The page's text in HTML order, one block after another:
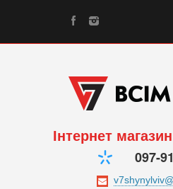
Інтернет
097-